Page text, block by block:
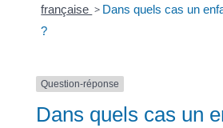
française > Dans quels cas un
?
Question-réponse
Dans quels cas un